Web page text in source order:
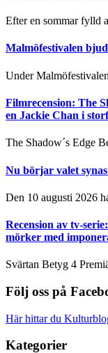
Efter en sommar fylld
Malmöfestivalen
Under
Filmrecension: The
en Jackie Chan i
The Shadow´s Edge
Nu börjar valet
Den 10 augusti 2026
Recension av tv-
mörker med
Svärtan Betyg 4
Följ oss på
Här hittar du
Kategorier